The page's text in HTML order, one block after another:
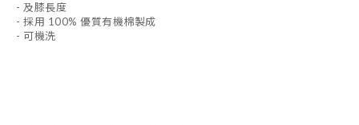
- 及膝長度
- 採用 100% 優質有機棉製成
- 可機洗